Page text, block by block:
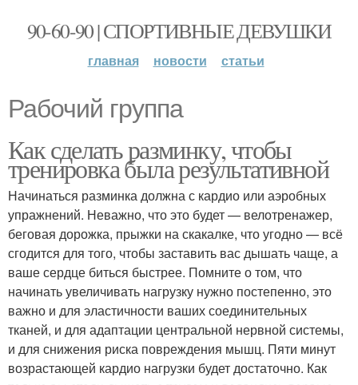
90-60-90 | СПОРТИВНЫЕ ДЕВУШКИ
главная новости статьи
Рабочий группа
Как сделать разминку, чтобы
тренировка была результативной
Начинаться разминка должна с кардио или аэробных
упражнений. Неважно, что это будет — велотренажер,
беговая дорожка, прыжки на скакалке, что угодно — всё
сгодится для того, чтобы заставить вас дышать чаще, а
ваше сердце биться быстрее. Помните о том, что
начинать увеличивать нагрузку нужно постепенно, это
важно и для эластичности ваших соединительных
тканей, и для адаптации центральной нервной системы,
и для снижения риска повреждения мышц. Пяти минут
возрастающей кардио нагрузки будет достаточно. Как